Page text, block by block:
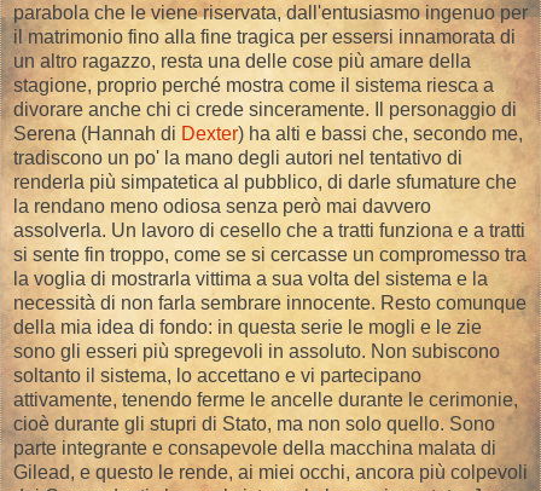
parabola che le viene riservata, dall'entusiasmo ingenuo per
il matrimonio fino alla fine tragica per essersi innamorata di
un altro ragazzo, resta una delle cose più amare della
stagione, proprio perché mostra come il sistema riesca a
divorare anche chi ci crede sinceramente. Il personaggio di
Serena (Hannah di Dexter) ha alti e bassi che, secondo me,
tradiscono un po' la mano degli autori nel tentativo di
renderla più simpatetica al pubblico, di darle sfumature che
la rendano meno odiosa senza però mai davvero
assolverla. Un lavoro di cesello che a tratti funziona e a tratti
si sente fin troppo, come se si cercasse un compromesso tra
la voglia di mostrarla vittima a sua volta del sistema e la
necessità di non farla sembrare innocente. Resto comunque
della mia idea di fondo: in questa serie le mogli e le zie
sono gli esseri più spregevoli in assoluto. Non subiscono
soltanto il sistema, lo accettano e vi partecipano
attivamente, tenendo ferme le ancelle durante le cerimonie,
cioè durante gli stupri di Stato, ma non solo quello. Sono
parte integrante e consapevole della macchina malata di
Gilead, e questo le rende, ai miei occhi, ancora più colpevoli